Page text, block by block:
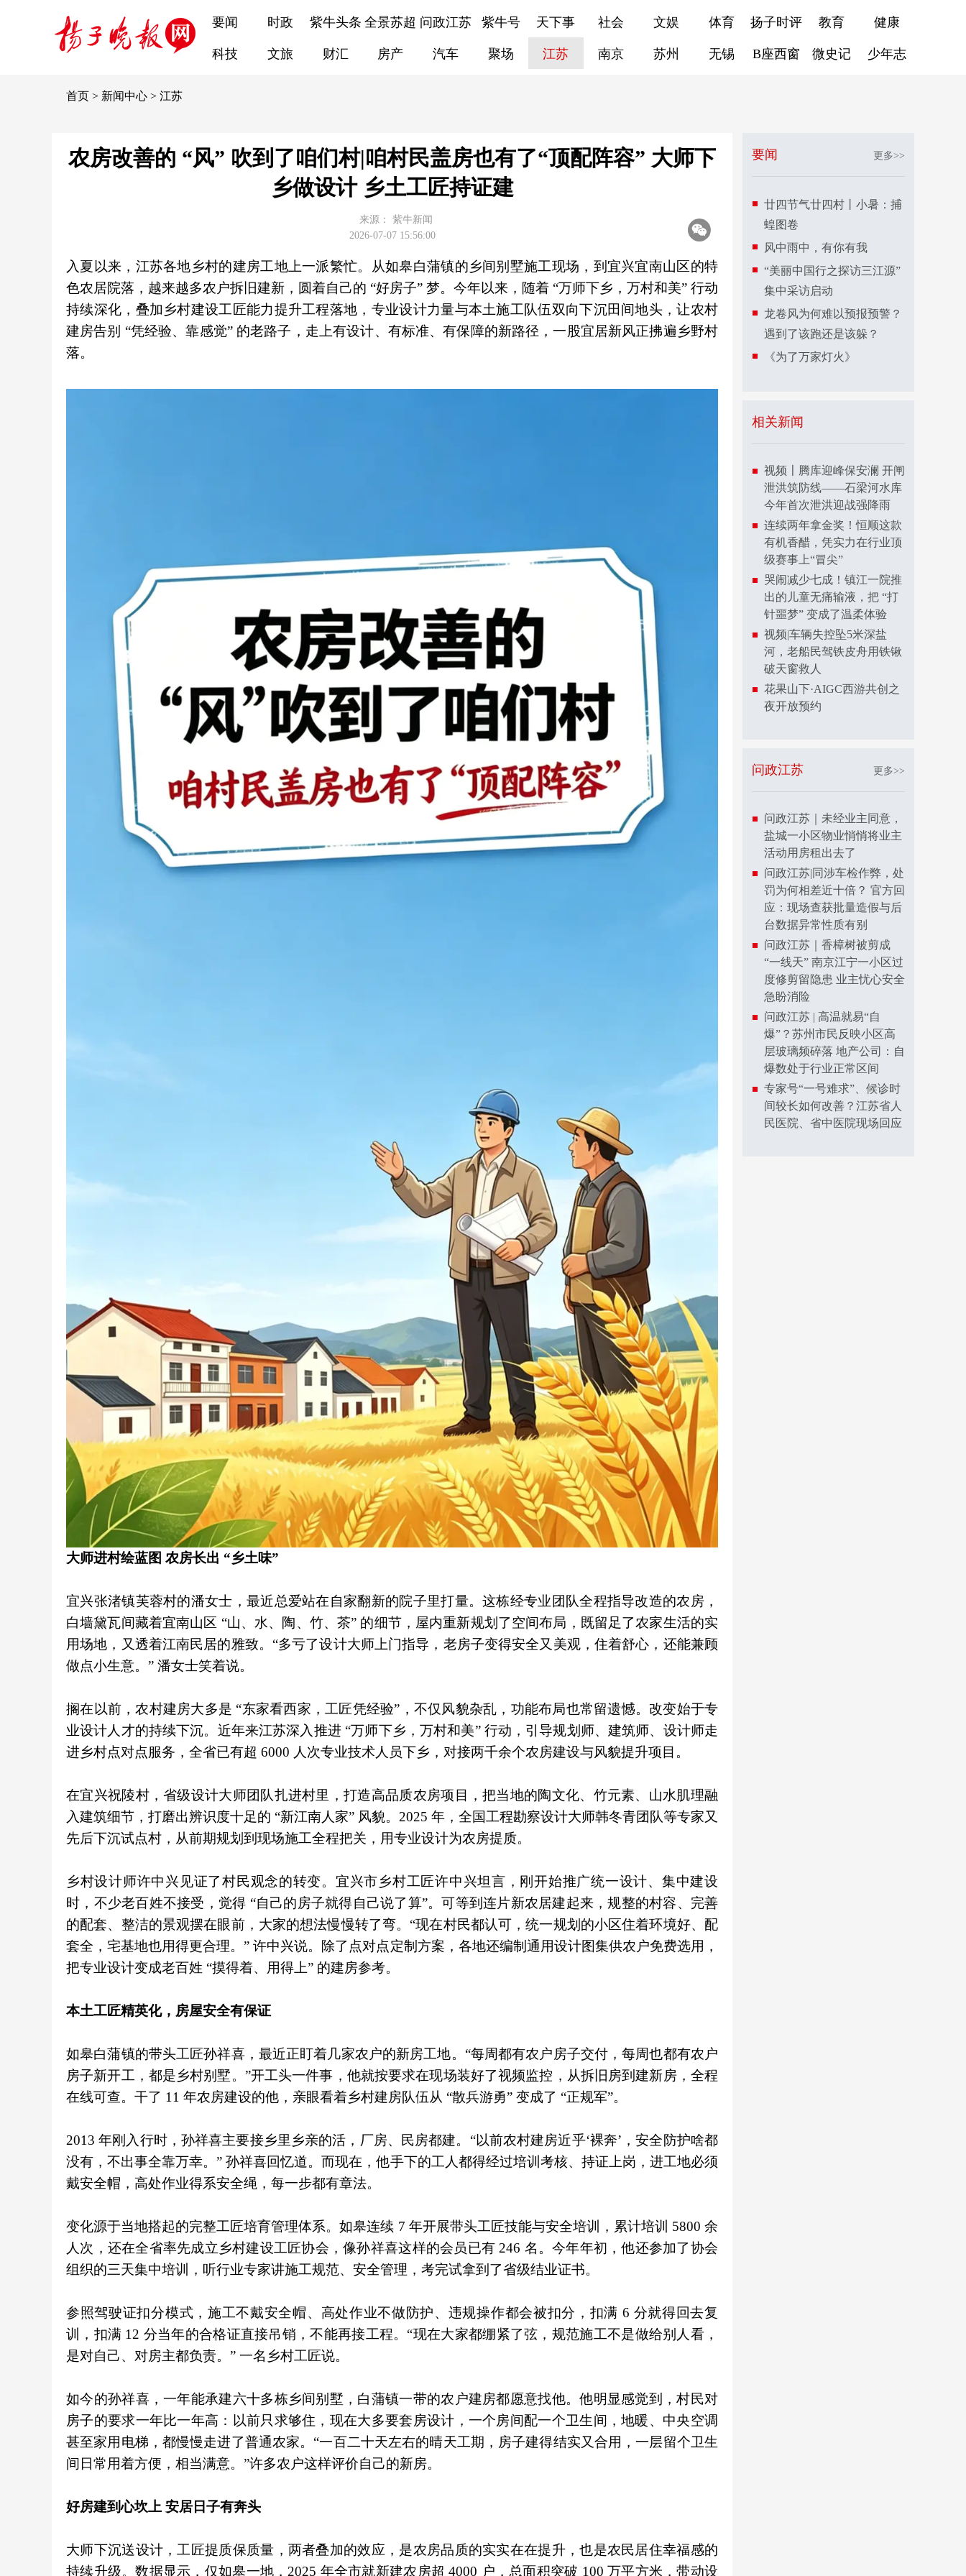
要闻 时政 紫牛头条 全景苏超 问政江苏 紫牛号 天下事 社会 文娱 体育 扬子时评 教育 健康
科技 文旅 财汇 房产 汽车 聚场 江苏 南京 苏州 无锡 B座西窗 微史记 少年志
首页 > 新闻中心 > 江苏
农房改善的 “风” 吹到了咱们村|咱村民盖房也有了“顶配阵容” 大师下
乡做设计 乡土工匠持证建
来源：
紫牛新闻
2026-07-07 15:56:00
入夏以来，江苏各地乡村的建房工地上一派繁忙。从如皋白蒲镇的乡间别墅施工现场，到宜兴宜南山区的特
色农居院落，越来越多农户拆旧建新，圆着自己的 “好房子” 梦。今年以来，随着 “万师下乡，万村和美” 行动
持续深化，叠加乡村建设工匠能力提升工程落地，专业设计力量与本土施工队伍双向下沉田间地头，让农村
建房告别 “凭经验、靠感觉” 的老路子，走上有设计、有标准、有保障的新路径，一股宜居新风正拂遍乡野村
落。
大师进村绘蓝图 农房长出 “乡土味”
宜兴张渚镇芙蓉村的潘女士，最近总爱站在自家翻新的院子里打量。这栋经专业团队全程指导改造的农房，
白墙黛瓦间藏着宜南山区 “山、水、陶、竹、茶” 的细节，屋内重新规划了空间布局，既留足了农家生活的实
用场地，又透着江南民居的雅致。“多亏了设计大师上门指导，老房子变得安全又美观，住着舒心，还能兼顾
做点小生意。” 潘女士笑着说。
搁在以前，农村建房大多是 “东家看西家，工匠凭经验”，不仅风貌杂乱，功能布局也常留遗憾。改变始于专
业设计人才的持续下沉。近年来江苏深入推进 “万师下乡，万村和美” 行动，引导规划师、建筑师、设计师走
进乡村点对点服务，全省已有超 6000 人次专业技术人员下乡，对接两千余个农房建设与风貌提升项目。
在宜兴祝陵村，省级设计大师团队扎进村里，打造高品质农房项目，把当地的陶文化、竹元素、山水肌理融
入建筑细节，打磨出辨识度十足的 “新江南人家” 风貌。2025 年，全国工程勘察设计大师韩冬青团队等专家又
先后下沉试点村，从前期规划到现场施工全程把关，用专业设计为农房提质。
乡村设计师许中兴见证了村民观念的转变。宜兴市乡村工匠许中兴坦言，刚开始推广统一设计、集中建设
时，不少老百姓不接受，觉得 “自己的房子就得自己说了算”。可等到连片新农居建起来，规整的村容、完善
的配套、整洁的景观摆在眼前，大家的想法慢慢转了弯。“现在村民都认可，统一规划的小区住着环境好、配
套全，宅基地也用得更合理。” 许中兴说。除了点对点定制方案，各地还编制通用设计图集供农户免费选用，
把专业设计变成老百姓 “摸得着、用得上” 的建房参考。
本土工匠精英化，房屋安全有保证
如皋白蒲镇的带头工匠孙祥喜，最近正盯着几家农户的新房工地。“每周都有农户房子交付，每周也都有农户
房子新开工，都是乡村别墅。”开工头一件事，他就按要求在现场装好了视频监控，从拆旧房到建新房，全程
在线可查。干了 11 年农房建设的他，亲眼看着乡村建房队伍从 “散兵游勇” 变成了 “正规军”。
2013 年刚入行时，孙祥喜主要接乡里乡亲的活，厂房、民房都建。“以前农村建房近乎‘裸奔’，安全防护啥都
没有，不出事全靠万幸。” 孙祥喜回忆道。而现在，他手下的工人都得经过培训考核、持证上岗，进工地必须
戴安全帽，高处作业得系安全绳，每一步都有章法。
变化源于当地搭起的完整工匠培育管理体系。如皋连续 7 年开展带头工匠技能与安全培训，累计培训 5800 余
人次，还在全省率先成立乡村建设工匠协会，像孙祥喜这样的会员已有 246 名。今年年初，他还参加了协会
组织的三天集中培训，听行业专家讲施工规范、安全管理，考完试拿到了省级结业证书。
参照驾驶证扣分模式，施工不戴安全帽、高处作业不做防护、违规操作都会被扣分，扣满 6 分就得回去复
训，扣满 12 分当年的合格证直接吊销，不能再接工程。“现在大家都绷紧了弦，规范施工不是做给别人看，
是对自己、对房主都负责。” 一名乡村工匠说。
如今的孙祥喜，一年能承建六十多栋乡间别墅，白蒲镇一带的农户建房都愿意找他。他明显感觉到，村民对
房子的要求一年比一年高：以前只求够住，现在大多要套房设计，一个房间配一个卫生间，地暖、中央空调
甚至家用电梯，都慢慢走进了普通农家。“一百二十天左右的晴天工期，房子建得结实又合用，一层留个卫生
间日常用着方便，相当满意。”许多农户这样评价自己的新房。
好房建到心坎上 安居日子有奔头
大师下沉送设计，工匠提质保质量，两者叠加的效应，是农房品质的实实在在提升，也是农民居住幸福感的
持续升级。数据显示，仅如皋一地，2025 年全市就新建农房超 4000 户，总面积突破 100 万平方米，带动设
要闻 更多>>
廿四节气廿四村丨小暑：捕
蝗图卷
风中雨中，有你有我
“美丽中国行之探访三江源”
集中采访启动
龙卷风为何难以预报预警？
遇到了该跑还是该躲？
《为了万家灯火》
相关新闻
视频〡腾库迎峰保安澜 开闸
泄洪筑防线——石梁河水库
今年首次泄洪迎战强降雨
连续两年拿金奖！恒顺这款
有机香醋，凭实力在行业顶
级赛事上“冒尖”
哭闹减少七成！镇江一院推
出的儿童无痛输液，把 “打
针噩梦” 变成了温柔体验
视频|车辆失控坠5米深盐
河，老船民驾铁皮舟用铁锹
破天窗救人
花果山下·AIGC西游共创之
夜开放预约
问政江苏 更多>>
问政江苏｜未经业主同意，
盐城一小区物业悄悄将业主
活动用房租出去了
问政江苏|同涉车检作弊，处
罚为何相差近十倍？ 官方回
应：现场查获批量造假与后
台数据异常性质有别
问政江苏｜香樟树被剪成
“一线天” 南京江宁一小区过
度修剪留隐患 业主忧心安全
急盼消险
问政江苏 | 高温就易“自
爆”？苏州市民反映小区高
层玻璃频碎落 地产公司：自
爆数处于行业正常区间
专家号“一号难求”、候诊时
间较长如何改善？江苏省人
民医院、省中医院现场回应